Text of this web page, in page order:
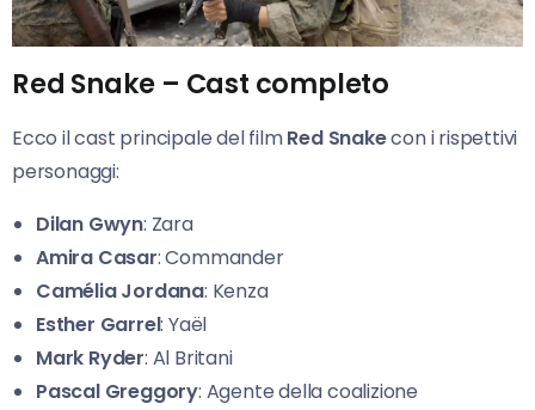
Red Snake – Cast completo
Ecco il cast principale del filmRed Snakecon i rispettivi
personaggi:
Dilan Gwyn: Zara
Amira Casar: Commander
Camélia Jordana: Kenza
Esther Garrel: Yaël
Mark Ryder: Al Britani
Pascal Greggory: Agente della coalizione